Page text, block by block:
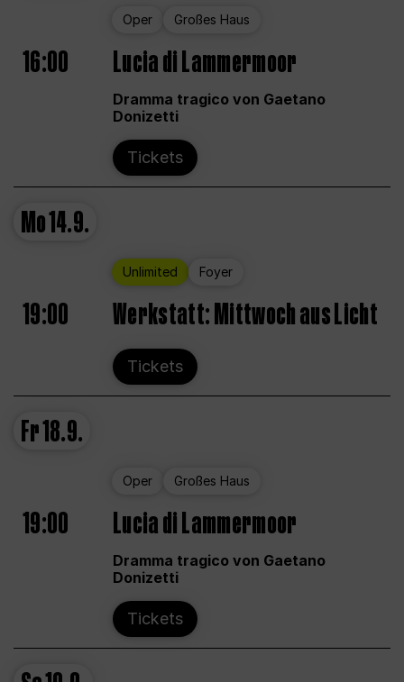
Oper Großes Haus
16:00 Lucia di Lammermoor
Dramma tragico von Gaetano
Donizetti
Tickets
Mo14.9.
Unlimited Foyer
19:00 Werkstatt: Mittwoch aus Licht
Tickets
Fr18.9.
Oper Großes Haus
19:00 Lucia di Lammermoor
Dramma tragico von Gaetano
Donizetti
Tickets